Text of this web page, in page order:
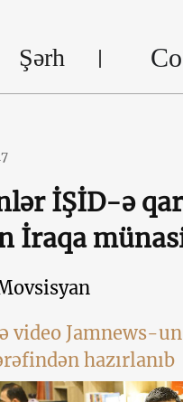
Şərh
İŞİD-ə
İraqa
video Jamnews-
hazırlanıb